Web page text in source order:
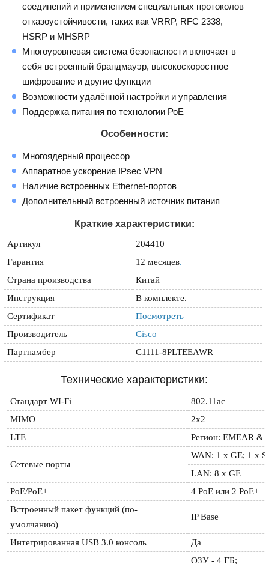
соединений и применением специальных протоколов
отказоустойчивости, таких как VRRP, RFC 2338,
HSRP и MHSRP
Многоуровневая система безопасности включает в
себя встроенный брандмауэр, высокоскоростное
шифрование и другие функции
Возможности удалённой настройки и управления
Поддержка питания по технологии РоЕ
Особенности:
Многоядерный процессор
Аппаратное ускорение IPsec VPN
Наличие встроенных Ethernet-портов
Дополнительный встроенный источник питания
Краткие характеристики:
Артикул
204410
Гарантия
12 месяцев.
Страна производства
Китай
Инструкция
В комплекте.
Сертификат
Посмотреть
Производитель
Cisco
Партнамбер
C1111-8PLTEEAWR
Технические характеристики:
Стандарт WI-Fi
802.11ac
MIMO
2x2
LTE
Регион: EMEAR &
Сетевые порты
WAN: 1 x GE; 1 x
LAN: 8 x GE
РоЕ/РоЕ+
4 PoE или 2 РоЕ+
Встроенный пакет функций (по-
умолчанию)
IP Base
Интегрированная USB 3.0 консоль
Да
ОЗУ - 4 ГБ;